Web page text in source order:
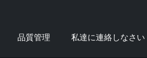
品質管理 私達に連絡しなさい